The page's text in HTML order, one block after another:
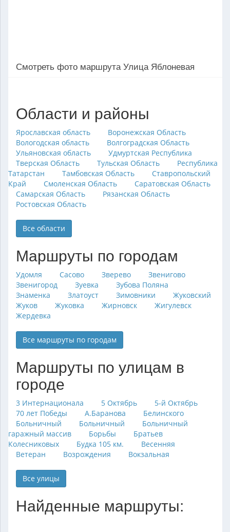
Смотреть фото маршрута Улица Яблоневая
Области и районы
Ярославская область
Воронежская Область
Вологодская область
Волгоградская Область
Ульяновская область
Удмуртская Республика
Тверская Область
Тульская Область
Республика
Татарстан
Тамбовская Область
Ставропольский
Край
Смоленская Область
Саратовская Область
Самарская Область
Рязанская Область
Ростовская Область
Все области
Маршруты по городам
Удомля Сасово Зверево
Звенигово
Звенигород
Зуевка
Зубова Поляна
Знаменка
Златоуст Зимовники
Жуковский
Жуков
Жуковка Жирновск
Жигулевск
Жердевка
Все маршруты по городам
Маршруты по улицам в
городе
3 Интернационала 5 Октябрь
5-й Октябрь
70 лет Победы
А.Баранова
Белинского
Больничный
Больничный
Больничный
гаражный массив
Борьбы
Братьев
Колесниковых
Будка 105 км.
Весенняя
Ветеран
Возрождения Вокзальная
Все улицы
Найденные маршруты: